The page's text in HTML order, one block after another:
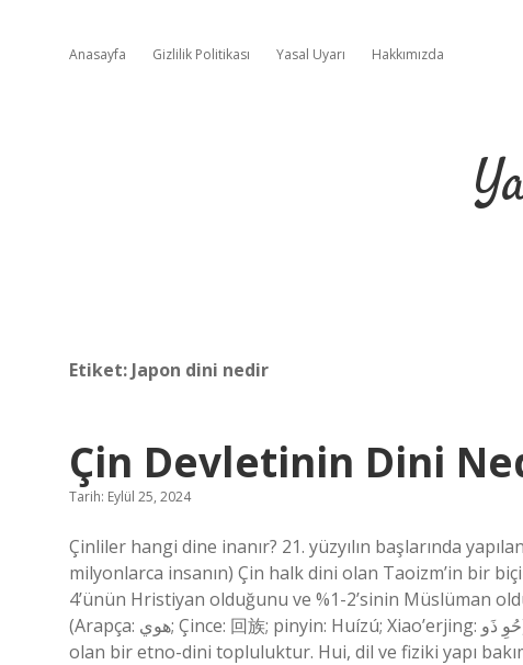
Anasayfa Gizlilik Politikası Yasal Uyarı Hakkımızda
Etiket: Japon dini nedir
Çin Devletinin Dini
Tarih: Eylül 25, 2024
Çinliler hangi dine inanır? 21. yüzyılın başlarında
milyonlarca insanın) Çin halk dini olan Taoizm’in bir
4’ünün Hristiyan olduğunu ve %1-2’sinin Müslüman
(Arapça: هوي‎; Çince: 回族; pinyin: Huízú; Xiao’erjing: حُوِ ذَو), Çin Halk Cumhuriyeti’nin 56 resmi etnik grubundan biri
olan bir etno-dini topluluktur. Hui, dil ve fiziki yapı